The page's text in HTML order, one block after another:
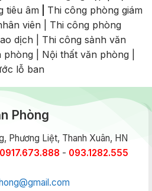
tiêu âm
Thi công phòng giám
viên
Thi công phòng
dịch
Thi công sảnh văn
phòng Nội thất văn phòng
lỗ ban
Phòng
Phương Liệt, Thanh Xuân, HN
0917.673.888 - 093.1282.555